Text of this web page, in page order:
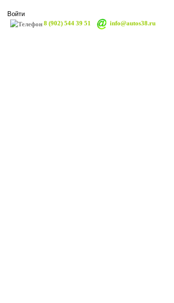
Войти
8 (902) 544 39 51
info@autos38.ru